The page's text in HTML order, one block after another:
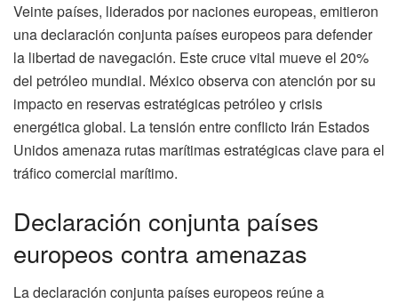
Veinte países, liderados por naciones europeas, emitieron
una declaración conjunta países europeos para defender
la libertad de navegación. Este cruce vital mueve el 20%
del petróleo mundial. México observa con atención por su
impacto en reservas estratégicas petróleo y crisis
energética global. La tensión entre conflicto Irán Estados
Unidos amenaza rutas marítimas estratégicas clave para el
tráfico comercial marítimo.
Declaración conjunta países
europeos contra amenazas
La declaración conjunta países europeos reúne a